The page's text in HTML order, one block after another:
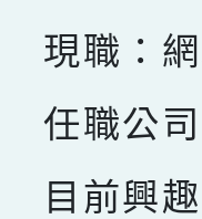
現職：
任職公司
目前興